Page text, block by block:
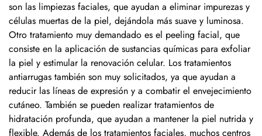
son las limpiezas faciales, que ayudan a eliminar impurezas y
células muertas de la piel, dejándola más suave y luminosa.
Otro tratamiento muy demandado es el peeling facial, que
consiste en la aplicación de sustancias químicas para exfoliar
la piel y estimular la renovación celular. Los tratamientos
antiarrugas también son muy solicitados, ya que ayudan a
reducir las líneas de expresión y a combatir el envejecimiento
cutáneo. También se pueden realizar tratamientos de
hidratación profunda, que ayudan a mantener la piel nutrida y
flexible. Además de los tratamientos faciales, muchos centros